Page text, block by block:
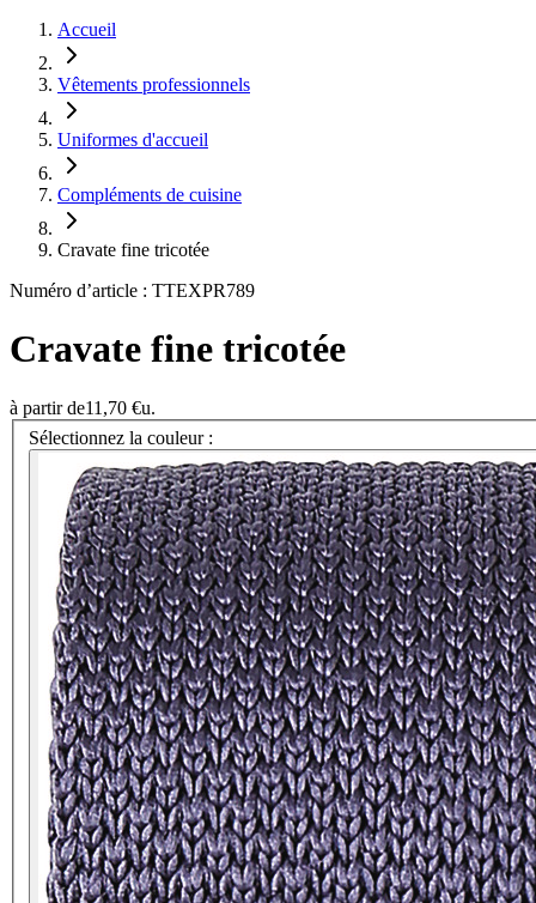
Accueil
Vêtements professionnels
Uniformes d'accueil
Compléments de cuisine
Cravate fine tricotée
Numéro d’article : TTEXPR789
Cravate fine tricotée
à partir de11,70 €u.
Sélectionnez la couleur :